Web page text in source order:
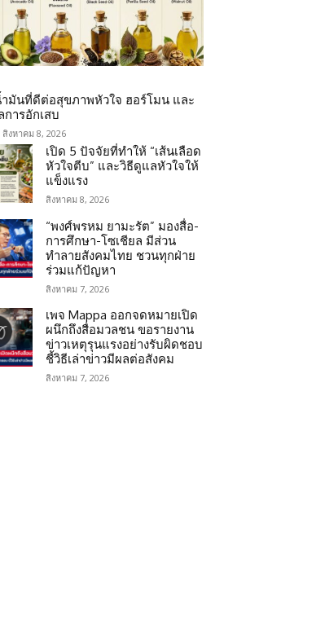
ำมันที่ดีต่อสุขภาพหัวใจ ฮอร์โมน และ
ารอักเสบ
สิงหาคม 8, 2026
เปิด 5 ปัจจัยที่ทำให้ “เส้นเลือด
หัวใจตีบ” และวิธีดูแลหัวใจให้
แข็งแรง
สิงหาคม 8, 2026
“พงศ์พรหม ยามะรัต” มองสื่อ-
การศึกษา-โซเชียล มีส่วน
ทำลายสังคมไทย ชวนทุกฝ่าย
ร่วมแก้ปัญหา
สิงหาคม 7, 2026
เพจ Mappa ออกจดหมายเปิด
ผนึกถึงสื่อมวลชน ขอรายงาน
ข่าวเหตุรุนแรงอย่างรับผิดชอบ
ชี้วิธีเล่าข่าวมีผลต่อสังคม
สิงหาคม 7, 2026